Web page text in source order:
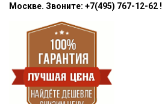
Москве. Звоните: +7(495) 767-12-62 !